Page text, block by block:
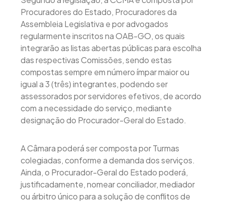
Procuradores do Estado, Procuradores da
Assembleia Legislativa e por advogados
regularmente inscritos na OAB-GO, os quais
integrarão as listas abertas públicas para escolha
das respectivas Comissões, sendo estas
compostas sempre em número ímpar maior ou
igual a 3 (três) integrantes, podendo ser
assessorados por servidores efetivos, de acordo
com a necessidade do serviço, mediante
designação do Procurador-Geral do Estado.
A Câmara poderá ser composta por Turmas
colegiadas, conforme a demanda dos serviços.
Ainda, o Procurador-Geral do Estado poderá,
justificadamente, nomear conciliador, mediador
ou árbitro único para a solução de conflitos de